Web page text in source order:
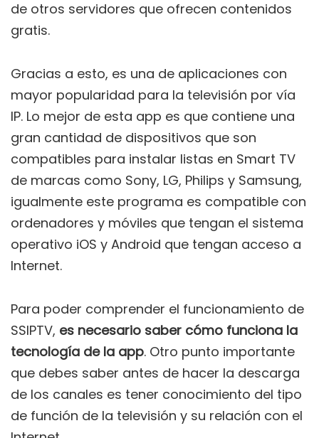
de otros servidores que ofrecen contenidos
gratis.
Gracias a esto, es una de aplicaciones con
mayor popularidad para la televisión por vía
IP. Lo mejor de esta app es que contiene una
gran cantidad de dispositivos que son
compatibles para instalar listas en Smart TV
de marcas como Sony, LG, Philips y Samsung,
igualmente este programa es compatible con
ordenadores y móviles que tengan el sistema
operativo iOS y Android que tengan acceso a
Internet.
Para poder comprender el funcionamiento de
SSIPTV, es necesario saber cómo funciona la
tecnología de la app. Otro punto importante
que debes saber antes de hacer la descarga
de los canales es tener conocimiento del tipo
de función de la televisión y su relación con el